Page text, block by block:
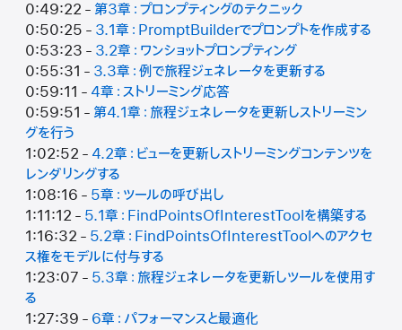
0:49:22 - 第3章：プロンプティングのテクニック
0:50:25 - 3.1章：PromptBuilderでプロンプトを作成する
0:53:23 - 3.2章：ワンショットプロンプティング
0:55:31 - 3.3章：例で旅程ジェネレータを更新する
0:59:11 - 4章：ストリーミング応答
0:59:51 - 第4.1章：旅程ジェネレータを更新しストリーミン
グを行う
1:02:52 - 4.2章：ビューを更新しストリーミングコンテンツを
レンダリングする
1:08:16 - 5章：ツールの呼び出し
1:11:12 - 5.1章：FindPointsOfInterestToolを構築する
1:16:32 - 5.2章：FindPointsOfInterestToolへのアクセ
ス権をモデルに付与する
1:23:07 - 5.3章：旅程ジェネレータを更新しツールを使用す
る
1:27:39 - 6章：パフォーマンスと最適化